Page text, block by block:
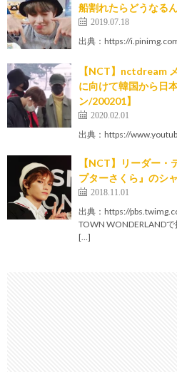
船割れたらどうなる
2019.07.18
出典：https://
【NCT】nctdream
に向けて韓国から日
ン/200201】
2020.02.01
出典：https://
【NCT】リーダー・
プターさくら』のシ
2018.11.01
出典：https://
TOWN WONDERLAND
[…]